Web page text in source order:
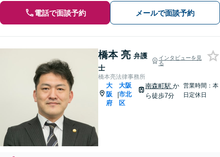
電話で面談予約 メールで面談予約
橋本 亮 弁護
士
インタビューを見
る
橋本亮法律事務所
大
阪
府
|
大阪
市北
区
南森町駅 か
ら徒歩7分
営業時間：本
日定休日